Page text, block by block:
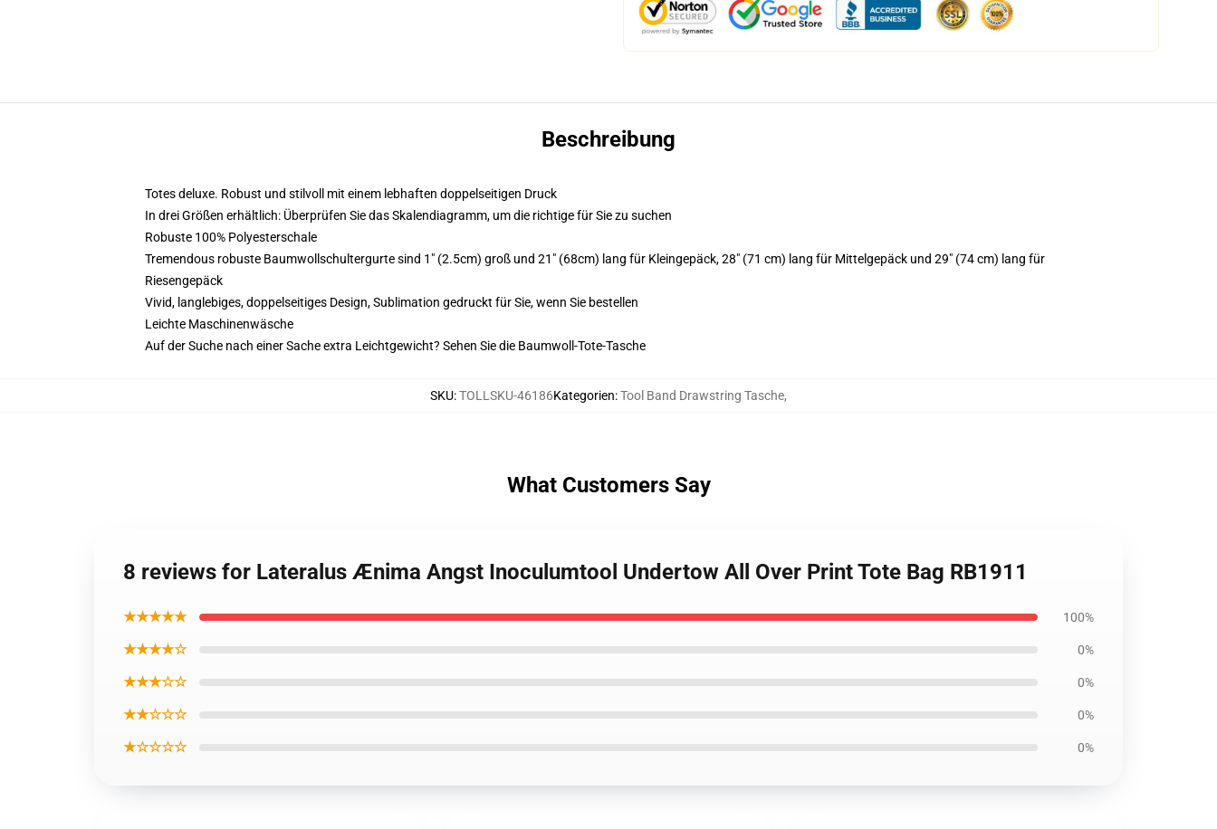
Beschreibung
Totes deluxe. Robust und stilvoll mit einem lebhaften doppelseitigen Druck
In drei Größen erhältlich: Überprüfen Sie das Skalendiagramm, um die richtige für Sie zu suchen
Robuste 100% Polyesterschale
Tremendous robuste Baumwollschultergurte sind 1" (2.5cm) groß und 21" (68cm) lang für Kleingepäck, 28" (71 cm) lang für Mittelgepäck und 29" (74 cm) lang für
Riesengepäck
Vivid, langlebiges, doppelseitiges Design, Sublimation gedruckt für Sie, wenn Sie bestellen
Leichte Maschinenwäsche
Auf der Suche nach einer Sache extra Leichtgewicht? Sehen Sie die Baumwoll-Tote-Tasche
SKU:TOLLSKU-46186Kategorien:Tool Band Drawstring Tasche,
What Customers Say
8 reviews for Lateralus Ænima Angst Inoculumtool Undertow All Over Print Tote Bag RB1911
★★★★★ 100%
★★★★☆ 0%
★★★☆☆ 0%
★★☆☆☆ 0%
★☆☆☆☆ 0%